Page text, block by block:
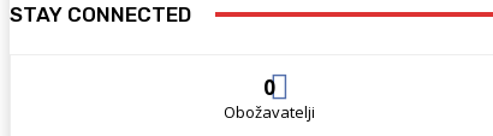
STAY CONNECTED
0
Obožavatelji